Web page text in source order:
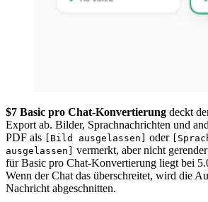
$7 Basic pro Chat-Konvertierung deckt
Export ab. Bilder, Sprachnachrichten und
PDF als [Bild ausgelassen] oder
ausgelassen] vermerkt, aber nicht
für Basic pro Chat-Konvertierung liegt bei
Wenn der Chat das überschreitet, wird die
Nachricht abgeschnitten.